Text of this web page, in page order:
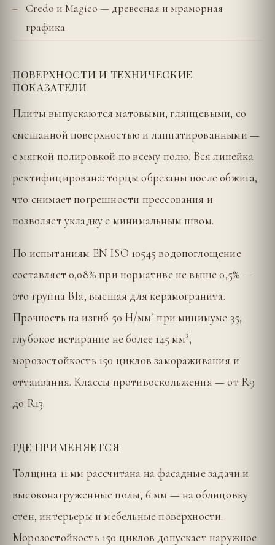
Credo и Magico — древесная и мраморная
графика
ПОВЕРХНОСТИ И ТЕХНИЧЕСКИЕ
ПОКАЗАТЕЛИ
Плиты выпускаются матовыми, глянцевыми, со
смешанной поверхностью и лаппатированными —
с мягкой полировкой по всему полю. Вся линейка
ректифицирована: торцы обрезаны после обжига,
что снимает погрешности прессования и
позволяет укладку с минимальным швом.
По испытаниям EN ISO 10545 водопоглощение
составляет 0,08% при нормативе не выше 0,5% —
это группа BIa, высшая для керамогранита.
Прочность на изгиб 50 Н/мм² при минимуме 35,
глубокое истирание не более 145 мм³,
морозостойкость 150 циклов замораживания и
оттаивания. Классы противоскольжения — от R9
до R13.
ГДЕ ПРИМЕНЯЕТСЯ
Толщина 11 мм рассчитана на фасадные задачи и
высоконагруженные полы, 6 мм — на облицовку
стен, интерьеры и мебельные поверхности.
Морозостойкость 150 циклов допускает наружное